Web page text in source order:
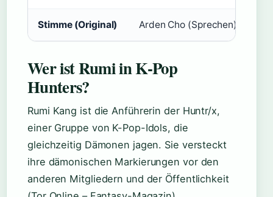
Stimme (Original) Arden Cho (Sprechen), EJAE
Wer ist Rumi in K-Pop
Hunters?
Rumi Kang ist die Anführerin der Huntr/x,
einer Gruppe von K-Pop-Idols, die
gleichzeitig Dämonen jagen. Sie versteckt
ihre dämonischen Markierungen vor den
anderen Mitgliedern und der Öffentlichkeit